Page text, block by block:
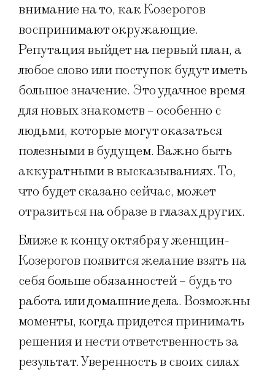
внимание на то, как Козерогов
воспринимают окружающие.
Репутация выйдет на первый план, а
любое слово или поступок будут иметь
большое значение. Это удачное время
для новых знакомств – особенно с
людьми, которые могут оказаться
полезными в будущем. Важно быть
аккуратными в высказываниях. То,
что будет сказано сейчас, может
отразиться на образе в глазах других.
Ближе к концу октября у женщин-
Козерогов появится желание взять на
себя больше обязанностей – будь то
работа или домашние дела. Возможны
моменты, когда придется принимать
решения и нести ответственность за
результат. Уверенность в своих силах